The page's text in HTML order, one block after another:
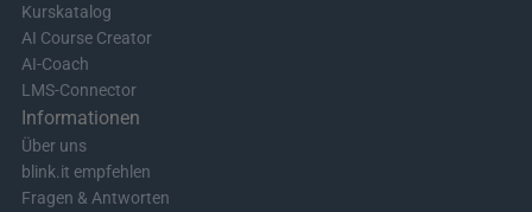
Kurskatalog
AI Course Creator
AI-Coach
LMS-Connector
Informationen
Über uns
blink.it empfehlen
Fragen & Antworten